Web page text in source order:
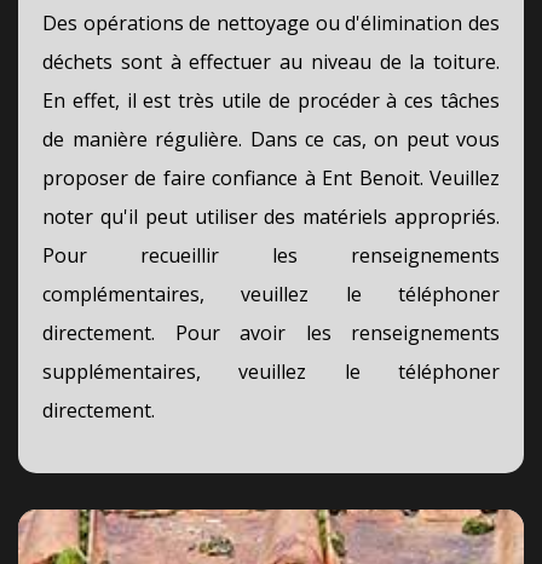
Des opérations de nettoyage ou d'élimination des
déchets sont à effectuer au niveau de la toiture.
En effet, il est très utile de procéder à ces tâches
de manière régulière. Dans ce cas, on peut vous
proposer de faire confiance à Ent Benoit. Veuillez
noter qu'il peut utiliser des matériels appropriés.
Pour recueillir les renseignements
complémentaires, veuillez le téléphoner
directement. Pour avoir les renseignements
supplémentaires, veuillez le téléphoner
directement.